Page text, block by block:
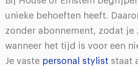
unieke behoeften heeft.
zonder abonnement, zodat je
wanneer het tijd is voor een
Je vaste personal stylist staat